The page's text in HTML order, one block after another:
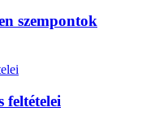
szempontok
feltételei